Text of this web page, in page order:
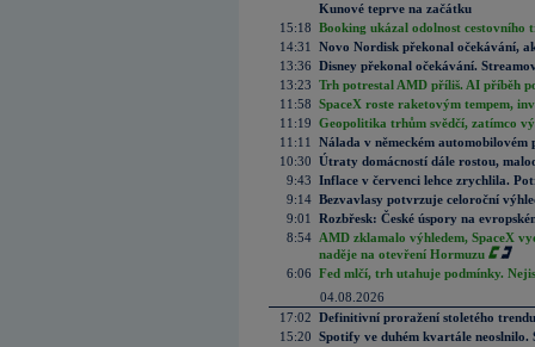
Kunové teprve na začátku
15:18 Booking ukázal odolnost cestovního
14:31
Novo Nordisk překonal očekávání,
13:36 Disney překonal očekávání.
13:23 Trh potrestal AMD příliš. AI příběh
11:58 SpaceX roste raketovým tempem,
11:19 Geopolitika trhům svědčí, zatímco
11:11
Nálada v německém automobilovém
10:30 Útraty domácností dále rostou,
9:43 Inflace v červenci lehce zrychlila.
9:14 Bezvavlasy potvrzuje celoroční
9:01
Rozbřesk: České úspory na
8:54 AMD zklamalo výhledem, SpaceX
naděje na otevření Hormuzu
6:06 Fed mlčí, trh utahuje podmínky.
04.08.2026
17:02 Definitivní proražení stoletého
15:20 Spotify ve duhém kvartále neoslnilo.